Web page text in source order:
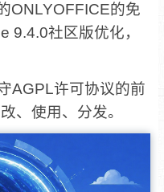
ONLYOFFICE的免
9.4.0社区版优化，
AGPL许可协议的前
、使用、分发。